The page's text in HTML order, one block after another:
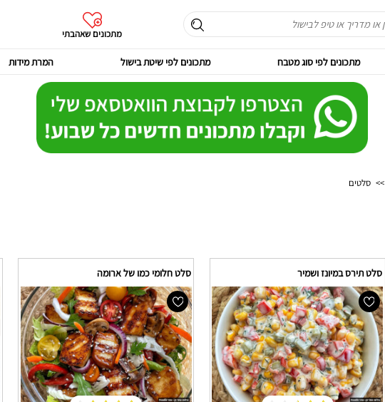
מתכונים שאהבתי
מתכונים לפי סוג מטבח מתכונים לפי שיטת בישול המרת מידות
>> סלטים
סלט תירס במיונז ושמיר סלט חלומי כמו של ארומה